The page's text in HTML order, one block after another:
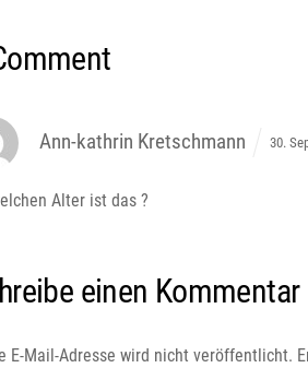
Ann-kathrin Kretschmann 30.
Alter ist das ?
einen Kommentar
E-Mail-Adresse wird nicht veröffentlicht.